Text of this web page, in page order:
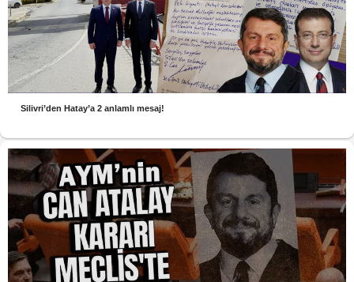
Silivri’den Hatay’a 2 anlamlı mesaj!